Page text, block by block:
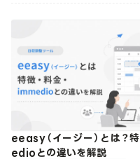
eeasy（イージー）とは？
edioとの違いを解説